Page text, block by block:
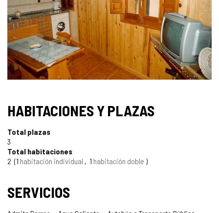
HABITACIONES Y PLAZAS
Total plazas
3
Total habitaciones
2
1 habitación individual 1 habitación doble
SERVICIOS